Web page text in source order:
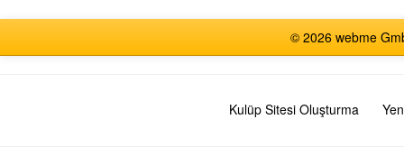
© 2026 webme
Kulüp Sitesi Oluşturma